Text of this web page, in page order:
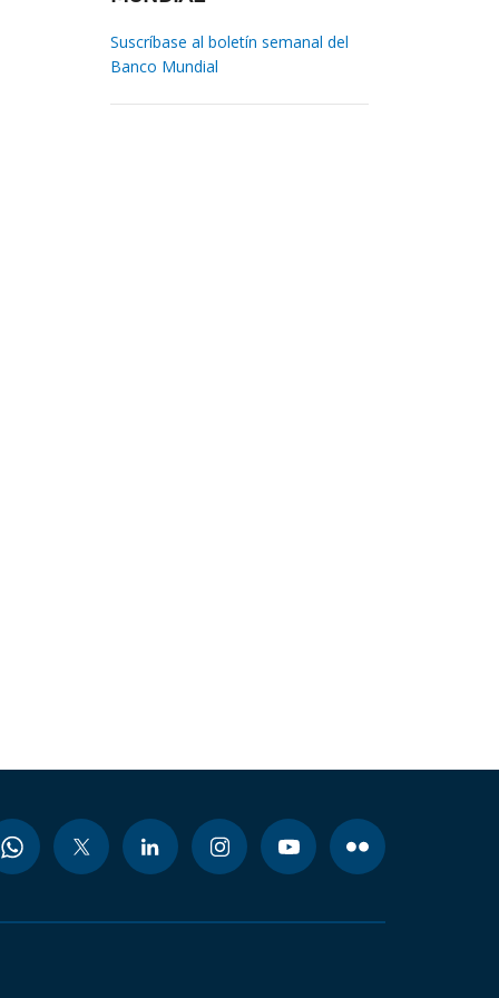
Suscríbase al boletín semanal del
Banco Mundial